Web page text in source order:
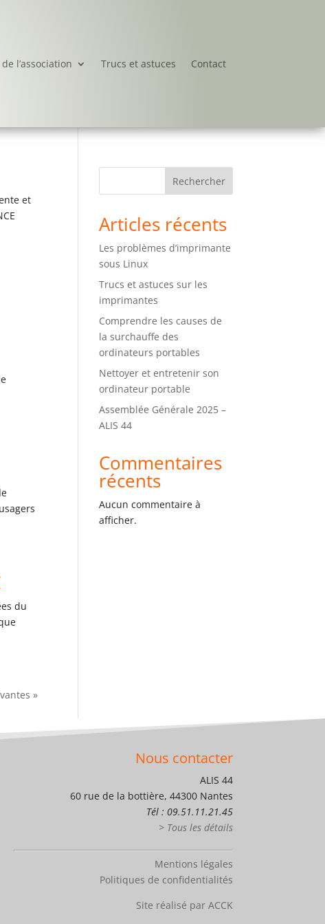
l’association Trucs et astuces Contact
et
du
»
Rechercher
Articles récents
Les problèmes d’imprimante
sous Linux
Trucs et astuces sur les
imprimantes
Comprendre les causes de
la surchauffe des
ordinateurs portables
Nettoyer et entretenir son
ordinateur portable
Assemblée Générale 2025 –
ALIS 44
Commentaires
récents
Aucun commentaire à
afficher.
Nous contacter
ALIS 44
60 rue de la bottière, 44300 Nantes
Tél : 09.51.11.21.45
> Tous les détails
Mentions légales
Politiques de confidentialités
Site réalisé par ACCK